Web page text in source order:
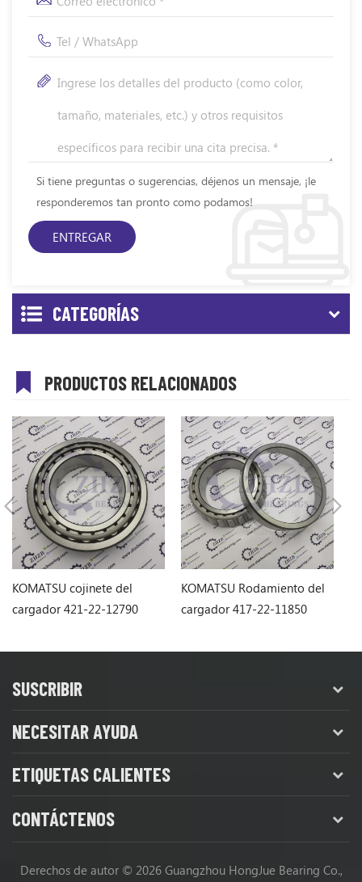
Si tiene preguntas o sugerencias, déjenos un mensaje, ¡le
responderemos tan pronto como podamos!
CATEGORÍAS
PRODUCTOS RELACIONADOS
KOMATSU cojinete del
cargador 421-22-12790
KOMATSU Rodamiento del
cargador 417-22-11850
SUSCRIBIR
NECESITAR AYUDA
ETIQUETAS CALIENTES
CONTÁCTENOS
Derechos de autor © 2026 Guangzhou HongJue Bearing Co.,